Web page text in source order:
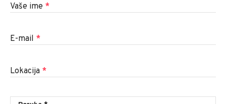
Vaše ime *
E-mail *
Lokacija *